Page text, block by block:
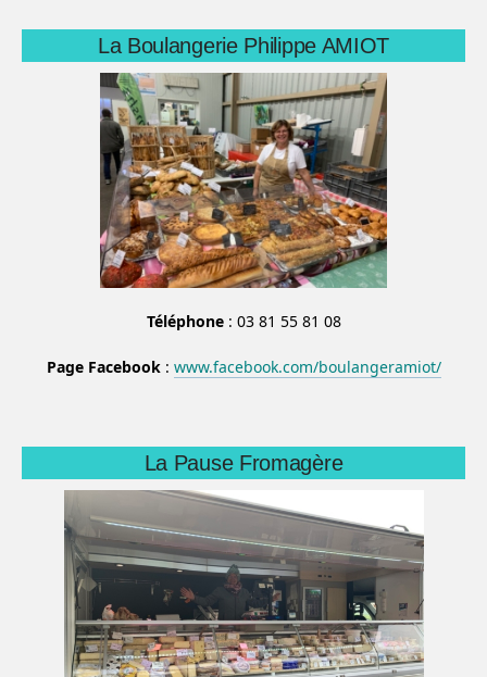
La Boulangerie Philippe AMIOT
Téléphone: 03 81 55 81 08
Page Facebook: www.facebook.com/boulangeramiot/
La Pause Fromagère